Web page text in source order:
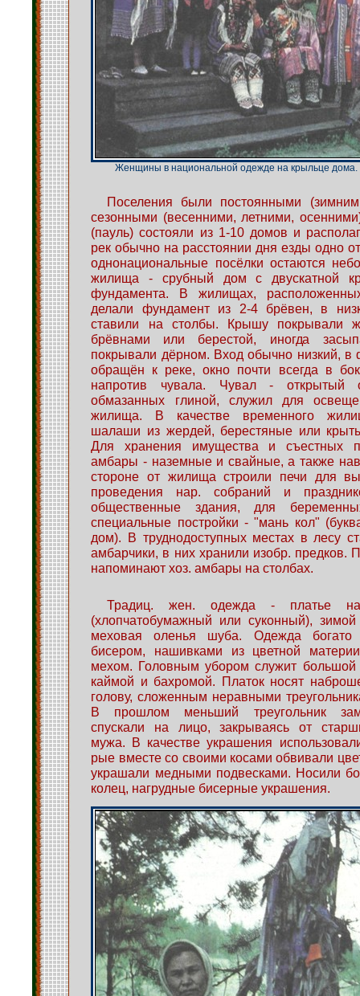
Женщины в национальной одежде на крыльце дома.
Поселения были постоянными
сезонными (весенними, летними,
(пауль) состояли из 1-10 домов и
рек обычно на расстоянии дня езды одно
однонациональные посёлки остаются
жилища - срубный дом с двускатной
фундамента. В жилищах,
делали фундамент из 2-4 брёвен, в
ставили на столбы. Крышу покрывали
брёвнами или берестой, иногда
покрывали дёрном. Вход обычно низкий, в
обращён к реке, окно почти всегда в
напротив чувала. Чувал - открытый
обмазанных глиной, служил для
жилища. В качестве временного
шалаши из жердей, берестяные или
Для хранения имущества и съестных
амбары - наземные и свайные, а также
стороне от жилища строили печи для
проведения нар. собраний и
общественные здания, для
специальные постройки - "мань кол"
дом). В труднодоступных местах в лесу
амбарчики, в них хранили изобр. предков.
напоминают хоз. амбары на столбах.
Традиц. жен. одежда - платье на
(хлопчатобумажный или суконный),
меховая оленья шуба. Одежда богато
бисером, нашивками из цветной
мехом. Головным убором служит большой
каймой и бахромой. Платок носят
голову, сложенным неравными
В прошлом меньший треугольник
спускали на лицо, закрываясь от
мужа. В качестве украшения
рые вместе со своими косами обвивали
украшали медными подвесками. Носили
колец, нагрудные бисерные украшения.